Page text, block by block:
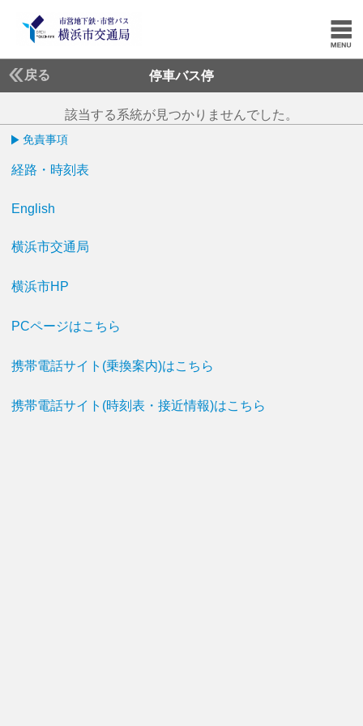
戻る 停車バス停
該当する系統が見つかりませんでした。
免責事項
経路・時刻表
English
横浜市交通局
横浜市HP
PCページはこちら
携帯電話サイト(乗換案内)はこちら
携帯電話サイト(時刻表・接近情報)はこちら